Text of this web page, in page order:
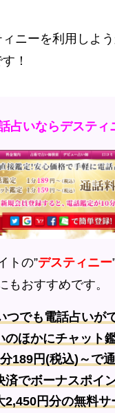
ニーを利用しよ
！
話占いならデスティ
トの”デスティニー
もおすすめです。
つでも電話占いが
のほかにチャット
189円(税込)～で
済でボーナスポイ
2,450円分の無料サ